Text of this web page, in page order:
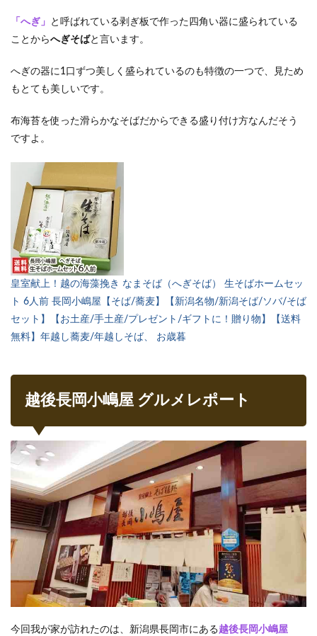
そば
到着
今回
の宿
4
他に
る
長岡
市の
おす
すめ
宿
5
まと
め
「へぎ」
と呼ばれている剥ぎ板で作った四角い器に盛られている
ことからへぎそばと言います。
へぎの器に1口ずつ美しく盛られているのも特徴の一つで、見ため
もとても美しいです。
布海苔を使った滑らかなそばだからできる盛り付け方なんだそう
ですよ。
皇室献上！越の海藻挽き なまそば（へぎそば） 生そばホームセッ
ト 6人前 長岡小嶋屋【そば/蕎麦】【新潟名物/新潟そば/ソバ/そば
セット】【お土産/手土産/プレゼント/ギフトに！贈り物】【送料
無料】年越し蕎麦/年越しそば、 お歳暮
越後長岡小嶋屋 グルメレポート
今回我が家が訪れたのは、新潟県長岡市にある越後長岡小嶋屋